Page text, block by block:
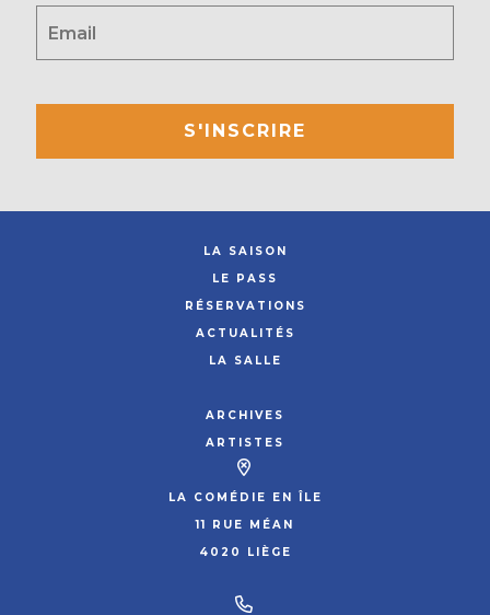
S'INSCRIRE
LA SAISON
LE PASS
RÉSERVATIONS
ACTUALITÉS
LA SALLE
ARCHIVES
ARTISTES
LA COMÉDIE EN ÎLE
11 RUE MÉAN
4020 LIÈGE